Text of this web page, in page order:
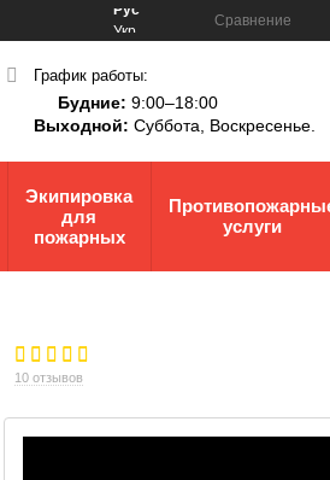
Рус
Укр
Сравнение
График работы:
Будние: 9:00–18:00
Выходной: Суббота, Воскресенье.
Экипировка
для
пожарных
услуги
10 отзывов